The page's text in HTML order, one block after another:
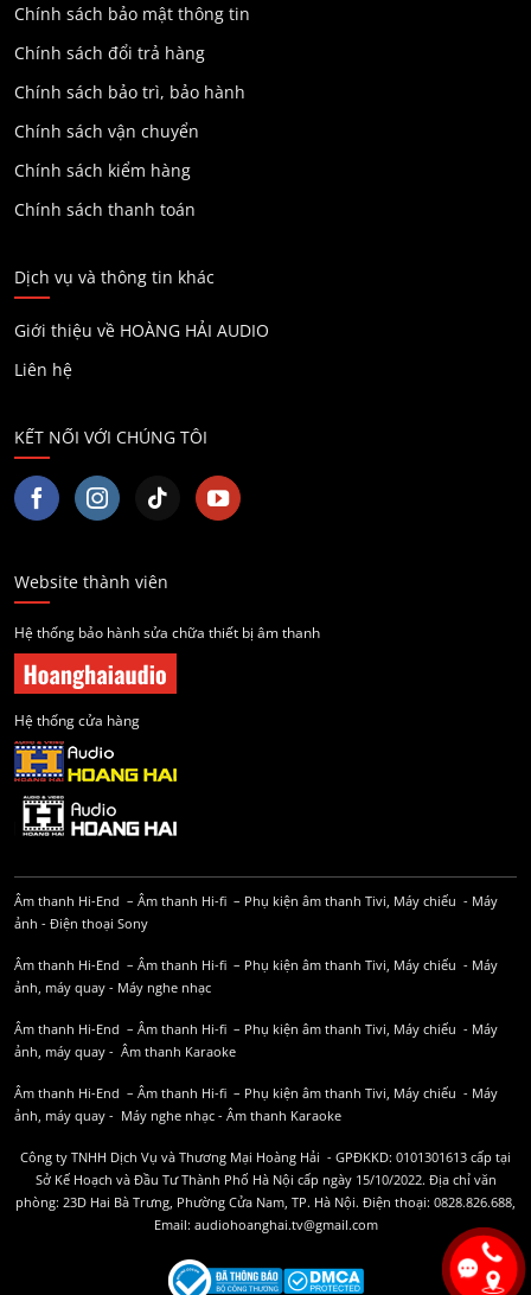
Chính sách bảo mật thông tin
Chính sách đổi trả hàng
Chính sách bảo trì, bảo hành
Chính sách vận chuyển
Chính sách kiểm hàng
Chính sách thanh toán
Dịch vụ và thông tin khác
Giới thiệu về HOÀNG HẢI AUDIO
Liên hệ
KẾT NỐI VỚI CHÚNG TÔI
Website thành viên
Hệ thống bảo hành sửa chữa thiết bị âm thanh
Hệ thống cửa hàng
Âm thanh Hi-End – Âm thanh Hi-fi – Phụ kiện âm thanh Tivi, Máy chiếu - Máy
ảnh - Điện thoại Sony
Âm thanh Hi-End – Âm thanh Hi-fi – Phụ kiện âm thanh Tivi, Máy chiếu - Máy
ảnh, máy quay - Máy nghe nhạc
Âm thanh Hi-End – Âm thanh Hi-fi – Phụ kiện âm thanh Tivi, Máy chiếu - Máy
ảnh, máy quay - Âm thanh Karaoke
Âm thanh Hi-End – Âm thanh Hi-fi – Phụ kiện âm thanh Tivi, Máy chiếu - Máy
ảnh, máy quay - Máy nghe nhạc - Âm thanh Karaoke
Công ty TNHH Dịch Vụ và Thương Mại Hoàng Hải - GPĐKKD: 0101301613 cấp tại
Sở Kế Hoạch và Đầu Tư Thành Phố Hà Nội cấp ngày 15/10/2022. Địa chỉ văn
phòng: 23D Hai Bà Trưng, Phường Cửa Nam, TP. Hà Nội. Điện thoại: 0828.826.688,
Email: audiohoanghai.tv@gmail.com